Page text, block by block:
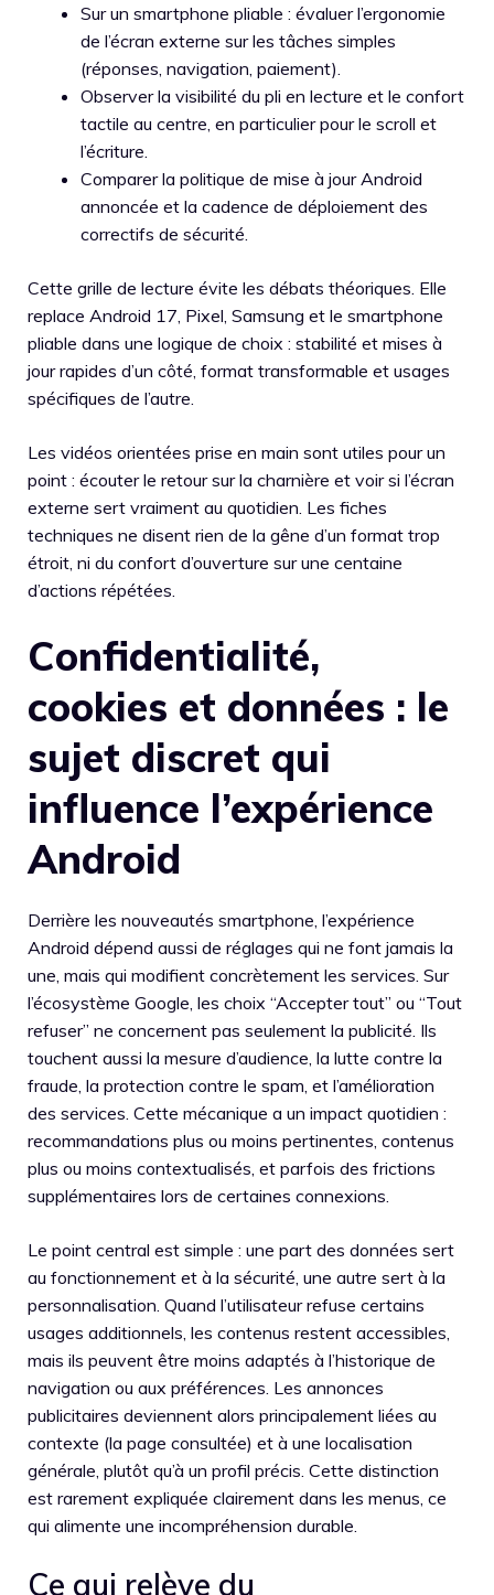
Sur un smartphone pliable : évaluer l’ergonomie
de l’écran externe sur les tâches simples
(réponses, navigation, paiement).
Observer la visibilité du pli en lecture et le confort
tactile au centre, en particulier pour le scroll et
l’écriture.
Comparer la politique de mise à jour Android
annoncée et la cadence de déploiement des
correctifs de sécurité.
Cette grille de lecture évite les débats théoriques. Elle
replace Android 17, Pixel, Samsung et le smartphone
pliable dans une logique de choix : stabilité et mises à
jour rapides d’un côté, format transformable et usages
spécifiques de l’autre.
Les vidéos orientées prise en main sont utiles pour un
point : écouter le retour sur la charnière et voir si l’écran
externe sert vraiment au quotidien. Les fiches
techniques ne disent rien de la gêne d’un format trop
étroit, ni du confort d’ouverture sur une centaine
d’actions répétées.
Confidentialité,
cookies et données : le
sujet discret qui
influence l’expérience
Android
Derrière les nouveautés smartphone, l’expérience
Android dépend aussi de réglages qui ne font jamais la
une, mais qui modifient concrètement les services. Sur
l’écosystème Google, les choix “Accepter tout” ou “Tout
refuser” ne concernent pas seulement la publicité. Ils
touchent aussi la mesure d’audience, la lutte contre la
fraude, la protection contre le spam, et l’amélioration
des services. Cette mécanique a un impact quotidien :
recommandations plus ou moins pertinentes, contenus
plus ou moins contextualisés, et parfois des frictions
supplémentaires lors de certaines connexions.
Le point central est simple : une part des données sert
au fonctionnement et à la sécurité, une autre sert à la
personnalisation. Quand l’utilisateur refuse certains
usages additionnels, les contenus restent accessibles,
mais ils peuvent être moins adaptés à l’historique de
navigation ou aux préférences. Les annonces
publicitaires deviennent alors principalement liées au
contexte (la page consultée) et à une localisation
générale, plutôt qu’à un profil précis. Cette distinction
est rarement expliquée clairement dans les menus, ce
qui alimente une incompréhension durable.
Ce qui relève du